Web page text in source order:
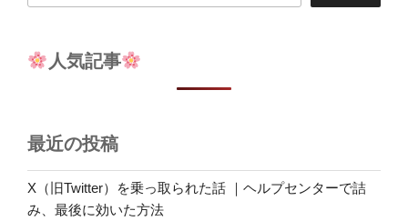
人気記事
最近の投稿
X（旧Twitter）を乗っ取られた話 ｜ヘルプセンターで詰
み、最後に効いた方法